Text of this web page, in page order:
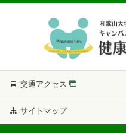
交通アクセス
サイトマップ